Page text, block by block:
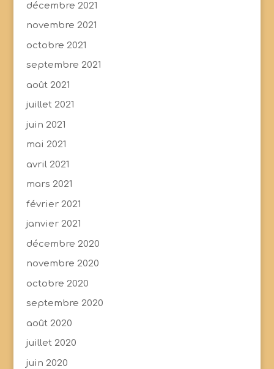
décembre 2021
novembre 2021
octobre 2021
septembre 2021
août 2021
juillet 2021
juin 2021
mai 2021
avril 2021
mars 2021
février 2021
janvier 2021
décembre 2020
novembre 2020
octobre 2020
septembre 2020
août 2020
juillet 2020
juin 2020